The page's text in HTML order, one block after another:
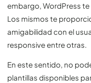
embargo, WordPress
Los mismos te
amigabilidad con el
responsive entre otras.
En este sentido, no
plantillas disponibles